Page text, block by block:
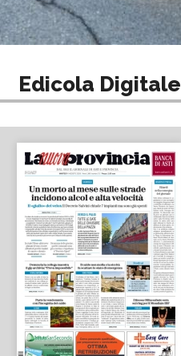
Edicola Digitale